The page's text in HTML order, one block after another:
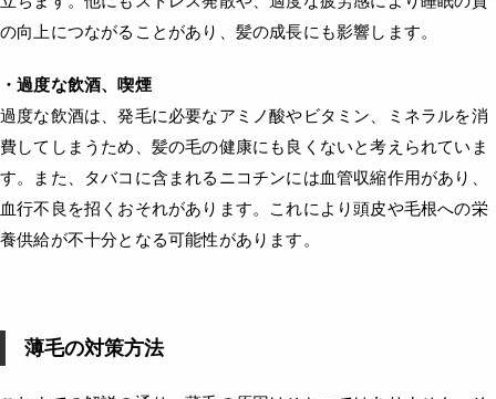
の向上につながることがあり、髪の成長にも影響します。
・過度な飲酒、喫煙
過度な飲酒は、発毛に必要なアミノ酸やビタミン、ミネラルを消
費してしまうため、髪の毛の健康にも良くないと考えられていま
す。また、タバコに含まれるニコチンには血管収縮作用があり、
血行不良を招くおそれがあります。これにより頭皮や毛根への栄
養供給が不十分となる可能性があります。
薄毛の対策方法